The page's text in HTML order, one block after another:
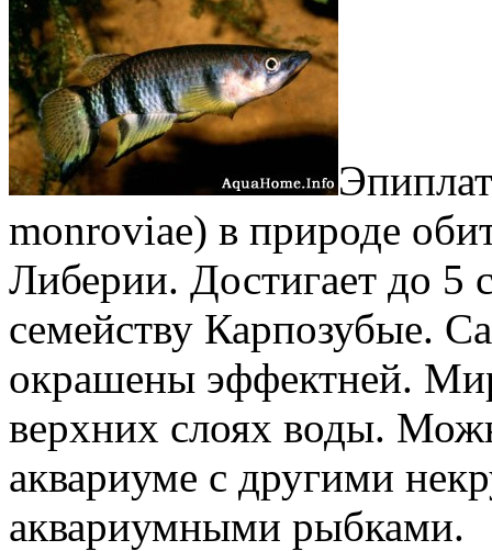
monroviae) в природе
Либерии. Достигает до 5
семейству Карпозубые.
окрашены эффектней.
верхних слоях воды.
аквариуме с другими
аквариумными рыбками.